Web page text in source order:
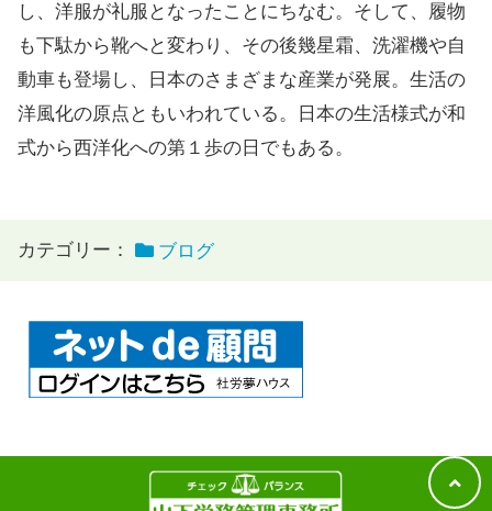
し、洋服が礼服となったことにちなむ。そして、履物
も下駄から靴へと変わり、その後幾星霜、洗濯機や自
動車も登場し、日本のさまざまな産業が発展。生活の
洋風化の原点ともいわれている。日本の生活様式が和
式から西洋化への第１歩の日でもある。
カテゴリー： ブログ